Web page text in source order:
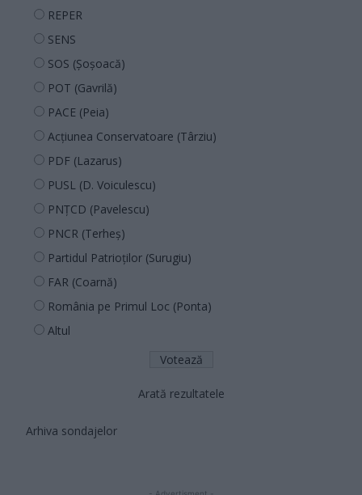
REPER
SENS
SOS (Șoșoacă)
POT (Gavrilă)
PACE (Peia)
Acțiunea Conservatoare (Târziu)
PDF (Lazarus)
PUSL (D. Voiculescu)
PNȚCD (Pavelescu)
PNCR (Terheș)
Partidul Patrioților (Surugiu)
FAR (Coarnă)
România pe Primul Loc (Ponta)
Altul
Arată rezultatele
Arhiva sondajelor